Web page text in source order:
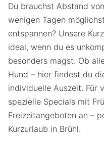
Du brauchst Abstand
wenigen Tagen
entspannen? Unsere
ideal, wenn du es
besonders magst. Ob
Hund – hier findest du
individuelle Auszeit. Für
spezielle Specials mit
Freizeitangeboten an –
Kurzurlaub in Brühl.